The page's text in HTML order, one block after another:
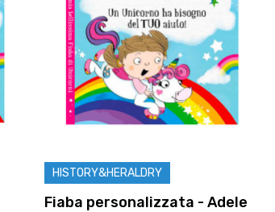
HISTORY&HERALDRY
Fiaba personalizzata - Adele